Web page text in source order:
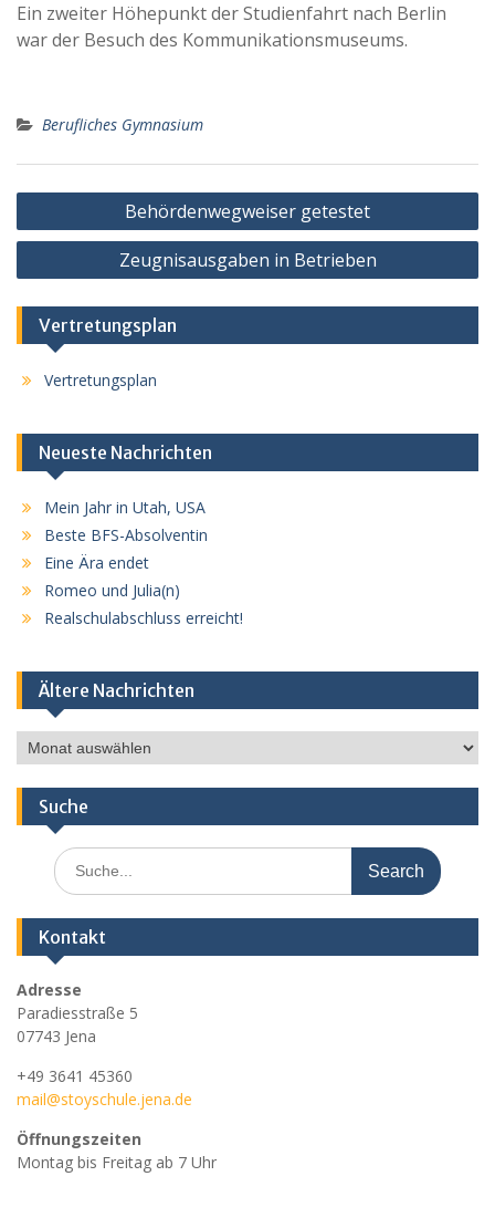
Ein zweiter Höhepunkt der Studienfahrt nach Berlin
war der Besuch des Kommunikationsmuseums.
Berufliches Gymnasium
Beitragsnavigation
Behördenwegweiser getestet
Zeugnisausgaben in Betrieben
Vertretungsplan
Vertretungsplan
Neueste Nachrichten
Mein Jahr in Utah, USA
Beste BFS-Absolventin
Eine Ära endet
Romeo und Julia(n)
Realschulabschluss erreicht!
Ältere Nachrichten
Ältere
Nachrichten
Suche
Search
for:
Kontakt
Adresse
Paradiesstraße 5
07743 Jena
+49 3641 45360
mail@stoyschule.jena.de
Öffnungszeiten
Montag bis Freitag ab 7 Uhr